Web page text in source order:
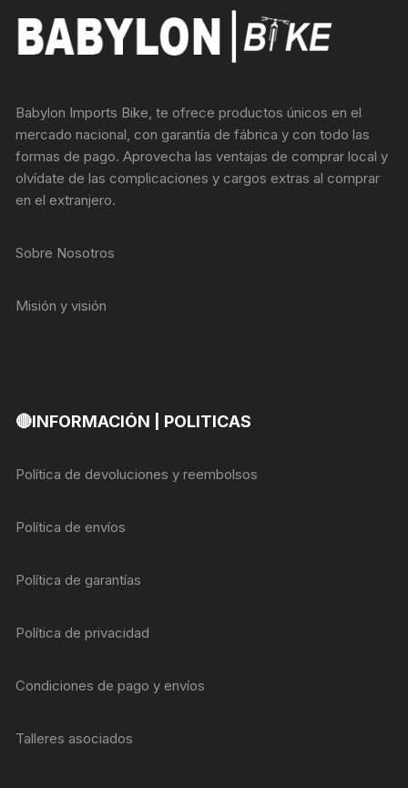
Babylon Imports Bike, te ofrece productos únicos en el
mercado nacional, con garantía de fábrica y con todo las
formas de pago. Aprovecha las ventajas de comprar local y
olvídate de las complicaciones y cargos extras al comprar
en el extranjero.
Sobre Nosotros
Misión y visión
🔴INFORMACIÓN | POLITICAS
Política de devoluciones y reembolsos
Política de envíos
Política de garantías
Política de privacidad
Condiciones de pago y envíos
Talleres asociados